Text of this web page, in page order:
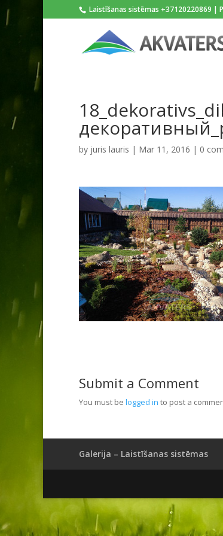
Laistīšanas sistēmas +37120220869 |
by juris lauris | Mar 11, 2016 | 0
Submit a Comment
You must be logged in to post a
Galerija – Laistīšanas sistēmas